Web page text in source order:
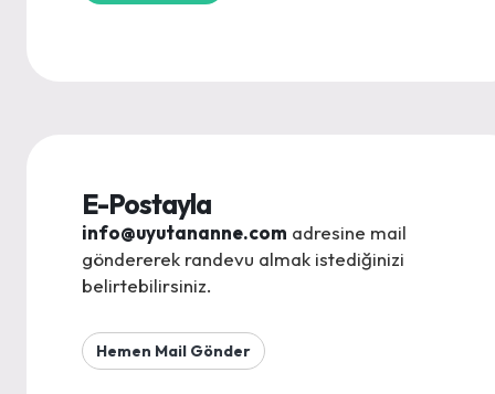
E-Postayla
info@uyutananne.com adresine mail
göndererek randevu almak istediğinizi
belirtebilirsiniz.
Hemen Mail Gönder